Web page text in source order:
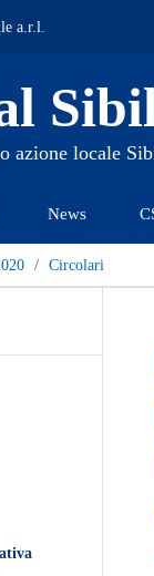
a.r.l.
azione locale
News
Circolari